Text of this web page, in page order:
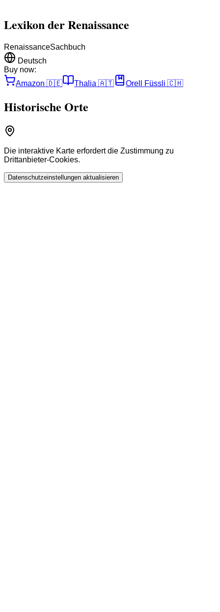
Lexikon der Renaissance
RenaissanceSachbuch
Deutsch
Buy now:
Amazon 🇩🇪 Thalia 🇦🇹 Orell Füssli 🇨🇭
Historische Orte
Die interaktive Karte erfordert die Zustimmung zu
Drittanbieter-Cookies.
Datenschutzeinstellungen aktualisieren